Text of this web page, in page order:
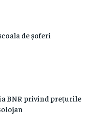
de șoferi
BNR privind prețurile